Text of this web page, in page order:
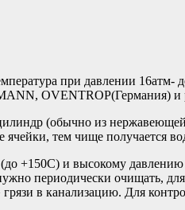
при давлении 16атм-
OVENTROP(Германия) и
(обычно из
тем чище получается
+150С) и высокому
периодически очищать,
в канализацию. Для